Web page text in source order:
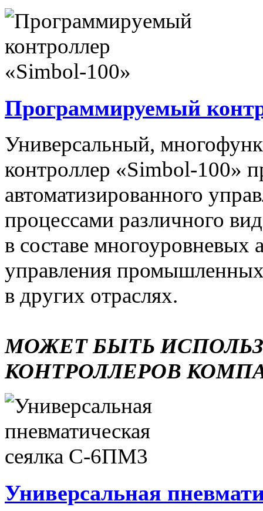
Программируемый
Универсальный,
контроллер «Simbol-100»
автоматизированного
процессами различного
в составе многоуровневых
управления
в других отраслях.
МОЖЕТ БЫТЬ
КОНТРОЛЛЕРОВ
Универсальная